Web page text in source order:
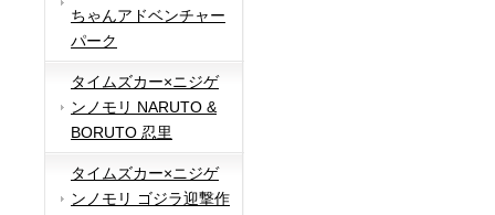
ちゃんアドベンチャー
パーク
タイムズカー×ニジゲ
ンノモリ NARUTO &
BORUTO 忍里
タイムズカー×ニジゲ
ンノモリ ゴジラ迎撃作